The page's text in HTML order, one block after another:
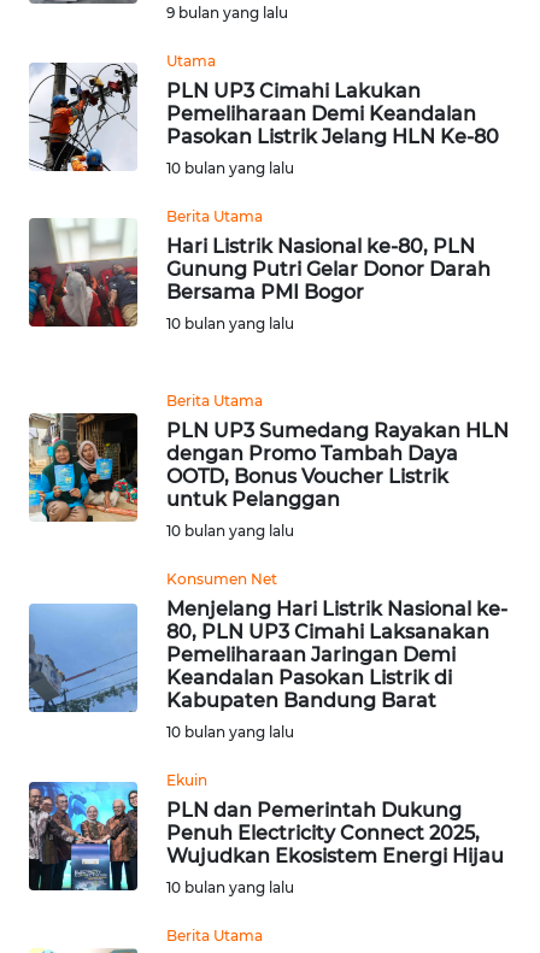
9 bulan yang lalu
Utama
PLN UP3 Cimahi Lakukan
Pemeliharaan Demi Keandalan
Pasokan Listrik Jelang HLN Ke-80
10 bulan yang lalu
Berita Utama
Hari Listrik Nasional ke-80, PLN
Gunung Putri Gelar Donor Darah
Bersama PMI Bogor
10 bulan yang lalu
Berita Utama
PLN UP3 Sumedang Rayakan HLN
dengan Promo Tambah Daya
OOTD, Bonus Voucher Listrik
untuk Pelanggan
10 bulan yang lalu
Konsumen Net
Menjelang Hari Listrik Nasional ke-
80, PLN UP3 Cimahi Laksanakan
Pemeliharaan Jaringan Demi
Keandalan Pasokan Listrik di
Kabupaten Bandung Barat
10 bulan yang lalu
Ekuin
PLN dan Pemerintah Dukung
Penuh Electricity Connect 2025,
Wujudkan Ekosistem Energi Hijau
10 bulan yang lalu
Berita Utama
WN
TEBING
TINGGI
WN
PAKPAK
WN
WN
BEKASI
WN
BOGOR
WN
TAPANULI
WN
SAMOSIR
WN